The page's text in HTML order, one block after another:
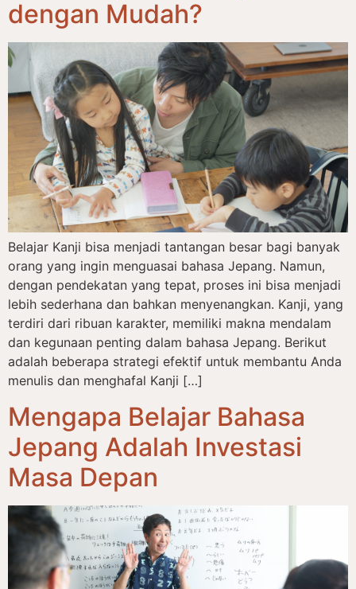
dengan Mudah?
Belajar Kanji bisa menjadi tantangan besar bagi banyak
orang yang ingin menguasai bahasa Jepang. Namun,
dengan pendekatan yang tepat, proses ini bisa menjadi
lebih sederhana dan bahkan menyenangkan. Kanji, yang
terdiri dari ribuan karakter, memiliki makna mendalam
dan kegunaan penting dalam bahasa Jepang. Berikut
adalah beberapa strategi efektif untuk membantu Anda
menulis dan menghafal Kanji […]
Mengapa Belajar Bahasa
Jepang Adalah Investasi
Masa Depan